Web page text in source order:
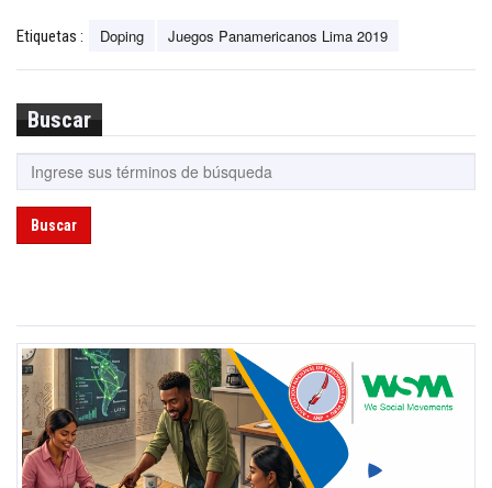
Etiquetas : Doping Juegos Panamericanos Lima 2019
Buscar
Buscar